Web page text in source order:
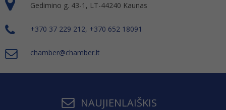
Gedimino g. 43-1, LT-44240 Kaunas
+370 37 229 212, +370 652 18091
chamber@chamber.lt
NAUJIENLAIŠKIS